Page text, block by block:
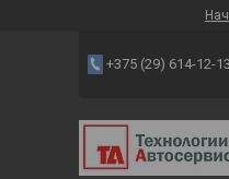
+375 (29) 614-12-13